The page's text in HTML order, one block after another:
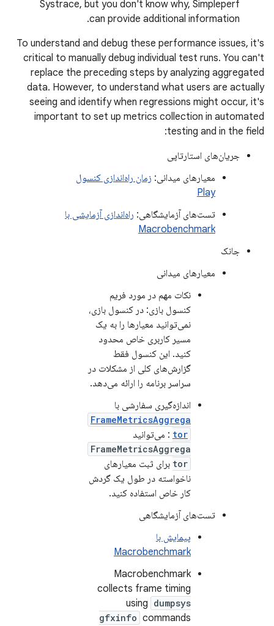
Systrace, but you don't know why, Simpleperf
can provide additional information.
To understand and debug these performance issues, it's
critical to manually debug individual test runs. You can't
replace the preceding steps by analyzing aggregated
data. However, to understand what users are actually
seeing and identify when regressions might occur, it's
important to set up metrics collection in automated
testing and in the field:
جریان‌های استارتاپی
معیارهای میدانی: زمان راه‌اندازی کنسول
Play
تست‌های آزمایشگاهی: راه‌اندازی آزمایشی با
Macrobenchmark
جانک
معیارهای میدانی
نکات مهم در مورد فریم
کنسول بازی: در کنسول بازی،
نمی‌توانید معیارها را به یک
مسیر کاربری خاص محدود
کنید. این کنسول فقط
گزارش‌های کلی از مشکلات در
سراسر برنامه را ارائه می‌دهد.
اندازه‌گیری سفارشی با
FrameMetricsAggrega
tor : می‌توانید
FrameMetricsAggrega
tor برای ثبت معیارهای
ناخواسته در طول یک گردش
کار خاص استفاده کنید.
تست‌های آزمایشگاهی
پیمایش با
Macrobenchmark
Macrobenchmark
collects frame timing
using dumpsys
gfxinfo commands